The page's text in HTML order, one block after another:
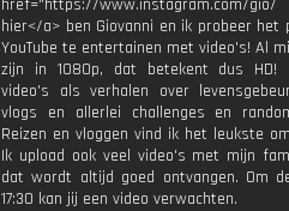
href="https://www.instagram.com/
hier</a> ben Giovanni en ik probeer het
YouTube te entertainen met video's! Al
zijn in 1080p, dat betekent dus HD!
video's als verhalen over
vlogs en allerlei challenges en
Reizen en vloggen vind ik het leukste
Ik upload ook veel video's met mijn
dat wordt altijd goed ontvangen. Om
17:30 kan jij een video verwachten.